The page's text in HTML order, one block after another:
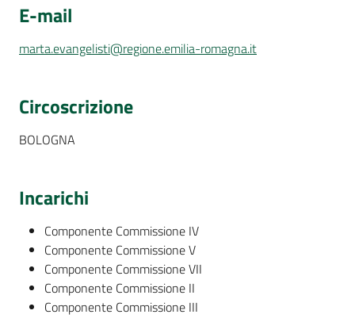
E-mail
marta.evangelisti@regione.emilia-romagna.it
Circoscrizione
BOLOGNA
Incarichi
Componente Commissione IV
Componente Commissione V
Componente Commissione VII
Componente Commissione II
Componente Commissione III